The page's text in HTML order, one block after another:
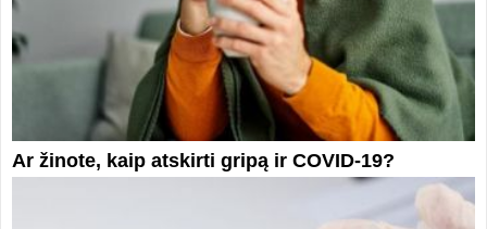
Ar žinote, kaip atskirti gripą ir COVID-19?